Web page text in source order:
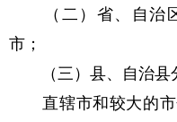
（二）省、自治区
市；
（三）县、自治县
直辖市和较大的市